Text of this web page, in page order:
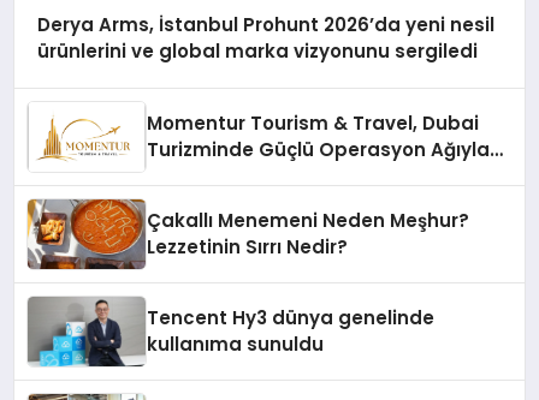
Derya Arms, İstanbul Prohunt 2026’da yeni nesil
ürünlerini ve global marka vizyonunu sergiledi
Momentur Tourism & Travel, Dubai
Turizminde Güçlü Operasyon Ağıyla
Çakallı Menemeni Neden Meşhur?
Lezzetinin Sırrı Nedir?
Tencent Hy3 dünya genelinde
kullanıma sunuldu